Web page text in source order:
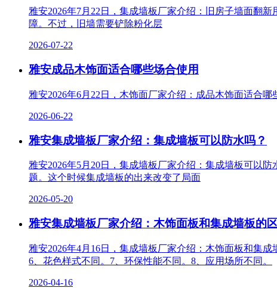
雅安2026年7月22日，集成墙板厂家介绍：旧房子墙面翻
障。不过，旧墙需要铲除粉化层
2026-07-22
雅安成品木饰面适合哪些场合使用
雅安2026年6月22日，木饰面厂家介绍：成品木饰面适合
2026-06-22
雅安集成墙板厂家介绍：集成墙板可以防水吗？
雅安2026年5月20日，集成墙板厂家介绍：集成墙板可以
题。这个时候集成墙板的出来改变了局面
2026-05-20
雅安集成墙板厂家介绍：木饰面板和集成墙板的
雅安2026年4月16日，集成墙板厂家介绍：木饰面板和集
6、花色样式不同。7、环保性能不同。8、应用场所不同。
2026-04-16